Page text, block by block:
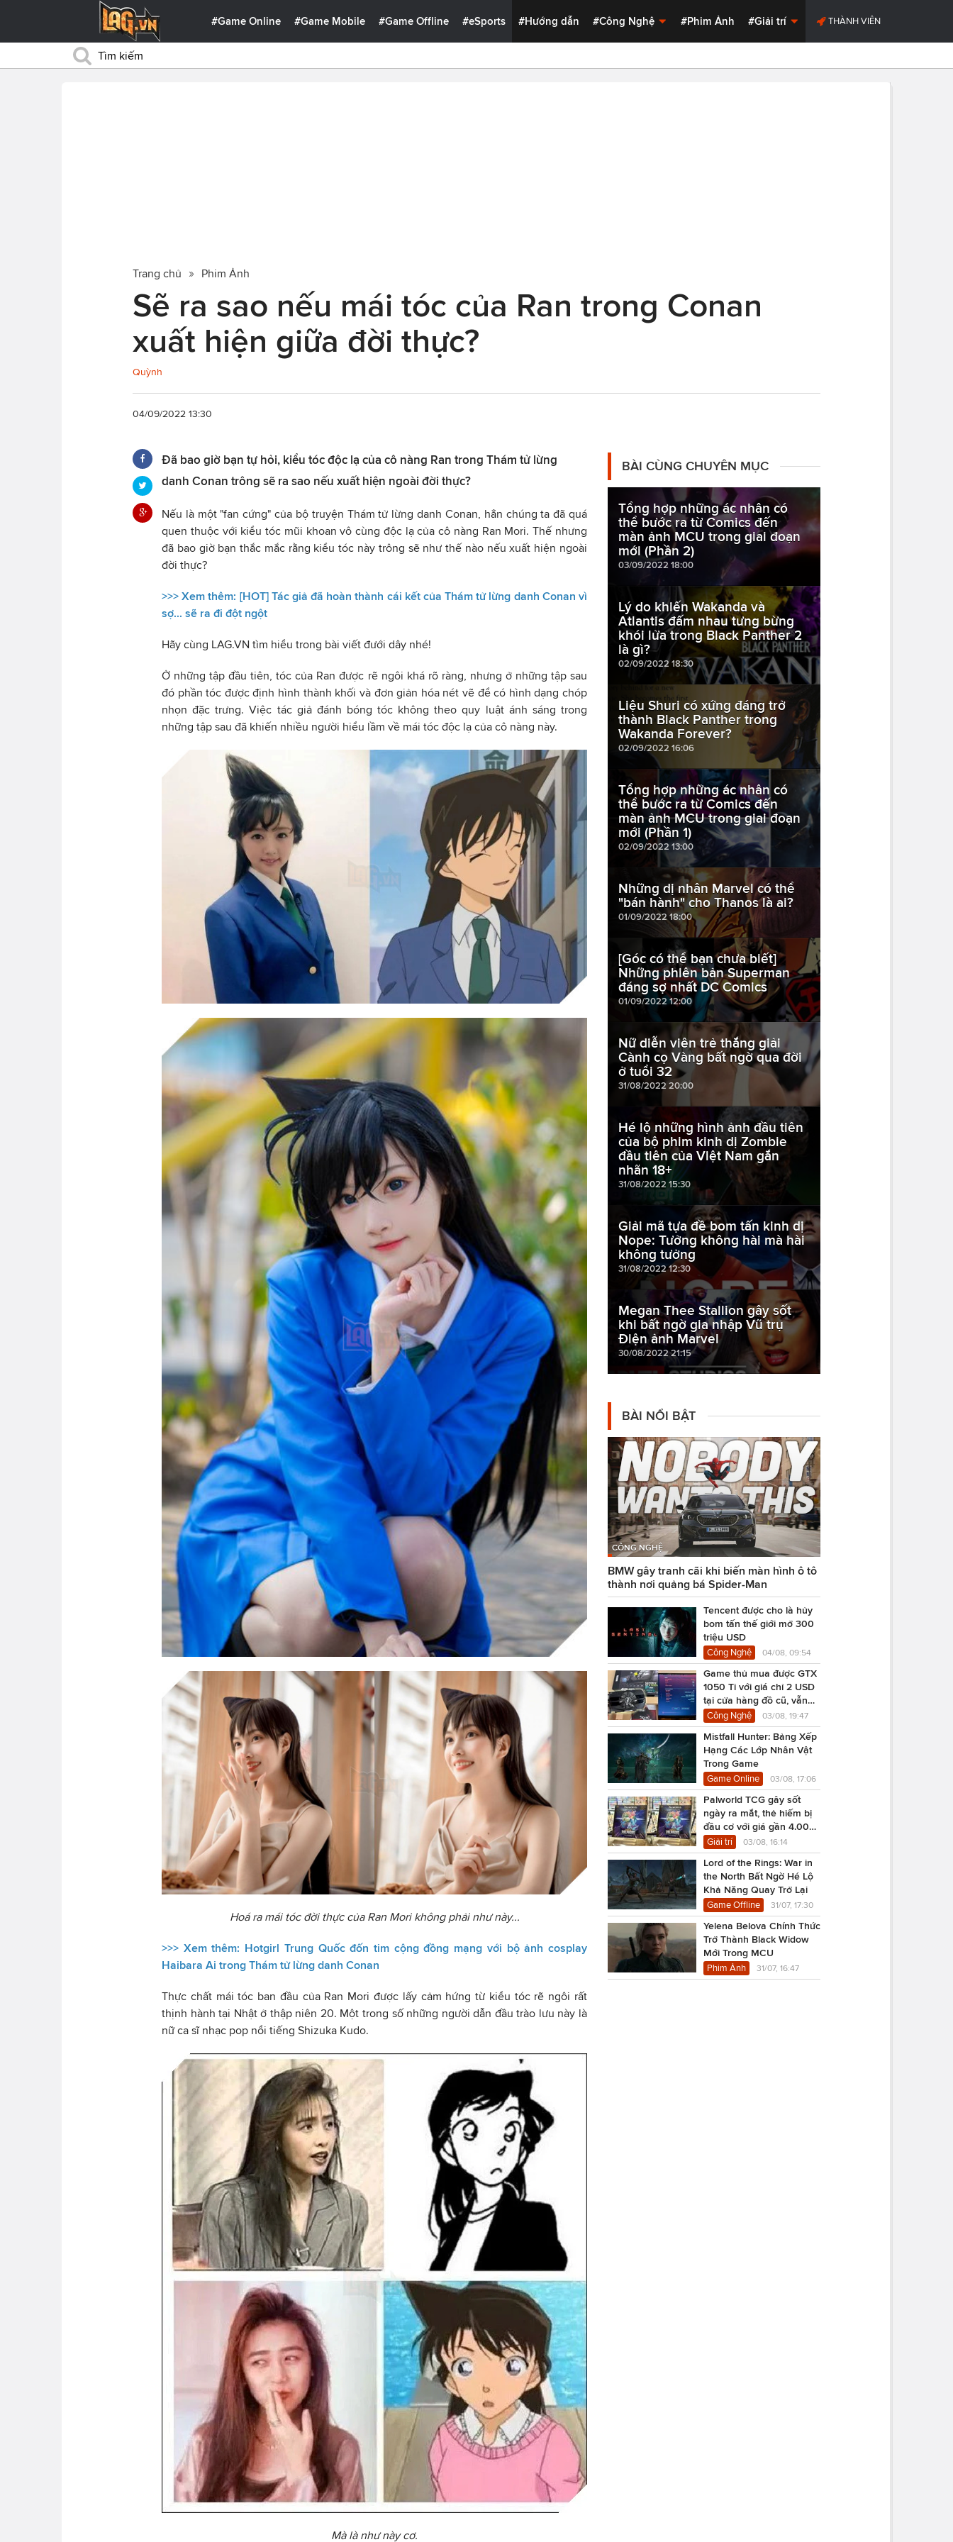
#Game Online #Game Mobile #Game Offline #eSports #Hướng dẫn #Công Nghệ #Phim Ảnh #Giải trí THÀNH VIÊN
Trang chủ Phim Ảnh
Sẽ ra sao nếu mái tóc của Ran trong Conan
xuất hiện giữa đời thực?
Quỳnh
04/09/2022 13:30
Đã bao giờ bạn tự hỏi, kiểu tóc độc lạ của cô nàng Ran trong Thám tử lừng
danh Conan trông sẽ ra sao nếu xuất hiện ngoài đời thực?
Nếu là một "fan cứng" của bộ truyện Thám tử lừng danh Conan, hẳn chúng ta đã quá
quen thuộc với kiểu tóc mũi khoan vô cùng độc lạ của cô nàng Ran Mori. Thế nhưng
đã bao giờ bạn thắc mắc rằng kiểu tóc này trông sẽ như thế nào nếu xuất hiện ngoài
đời thực?
>>> Xem thêm: [HOT] Tác giả đã hoàn thành cái kết của Thám tử lừng danh Conan vì
sợ... sẽ ra đi đột ngột
Hãy cùng LAG.VN tìm hiểu trong bài viết đưới dây nhé!
Ở những tập đầu tiên, tóc của Ran được rẽ ngôi khá rõ ràng, nhưng ở những tập sau
đó phần tóc được định hình thành khối và đơn giản hóa nét vẽ để có hình dạng chóp
nhọn đặc trưng. Việc tác giả đánh bóng tóc không theo quy luật ánh sáng trong
những tập sau đã khiến nhiều người hiểu lầm về mái tóc độc lạ của cô nàng này.
Hoá ra mái tóc đời thực của Ran Mori không phải như này...
>>> Xem thêm: Hotgirl Trung Quốc đốn tim cộng đồng mạng với bộ ảnh cosplay
Haibara Ai trong Thám tử lừng danh Conan
Thực chất mái tóc ban đầu của Ran Mori được lấy cảm hứng từ kiểu tóc rẽ ngôi rất
thịnh hành tại Nhật ở thập niên 20. Một trong số những người dẫn đầu trào lưu này là
nữ ca sĩ nhạc pop nổi tiếng Shizuka Kudo.
Mà là như này cơ.
BÀI CÙNG CHUYÊN MỤC
Tổng hợp những ác nhân có
thể bước ra từ Comics đến
màn ảnh MCU trong giai đoạn
mới (Phần 2)
03/09/2022 18:00
Lý do khiến Wakanda và
Atlantis đấm nhau tưng bừng
khói lửa trong Black Panther 2
là gì?
02/09/2022 18:30
Liệu Shuri có xứng đáng trở
thành Black Panther trong
Wakanda Forever?
02/09/2022 16:06
Tổng hợp những ác nhân có
thể bước ra từ Comics đến
màn ảnh MCU trong giai đoạn
mới (Phần 1)
02/09/2022 13:00
Những dị nhân Marvel có thể
"bán hành" cho Thanos là ai?
01/09/2022 18:00
[Góc có thể bạn chưa biết]
Những phiên bản Superman
đáng sợ nhất DC Comics
01/09/2022 12:00
Nữ diễn viên trẻ thắng giải
Cành cọ Vàng bất ngờ qua đời
ở tuổi 32
31/08/2022 20:00
Hé lộ những hình ảnh đầu tiên
của bộ phim kinh dị Zombie
đầu tiên của Việt Nam gắn
nhãn 18+
31/08/2022 15:30
Giải mã tựa đề bom tấn kinh dị
Nope: Tưởng không hài mà hài
không tưởng
31/08/2022 12:30
Megan Thee Stallion gây sốt
khi bất ngờ gia nhập Vũ trụ
Điện ảnh Marvel
30/08/2022 21:15
BÀI NỔI BẬT
CÔNG NGHỆ
BMW gây tranh cãi khi biến màn hình ô tô
thành nơi quảng bá Spider-Man
Tencent được cho là hủy
bom tấn thế giới mở 300
triệu USD
Công Nghệ 04/08, 09:54
Game thủ mua được GTX
1050 Ti với giá chỉ 2 USD
tại cửa hàng đồ cũ, vẫn
chạy Cyberpunk 2077
Công Nghệ 03/08, 19:47
Mistfall Hunter: Bảng Xếp
Hạng Các Lớp Nhân Vật
Trong Game
Game Online 03/08, 17:06
Palworld TCG gây sốt
ngày ra mắt, thẻ hiếm bị
đầu cơ với giá gần 4.000
USD
Giải trí 03/08, 16:14
Lord of the Rings: War in
the North Bất Ngờ Hé Lộ
Khả Năng Quay Trở Lại
Game Offline 31/07, 17:30
Yelena Belova Chính Thức
Trở Thành Black Widow
Mới Trong MCU
Phim Ảnh 31/07, 16:47